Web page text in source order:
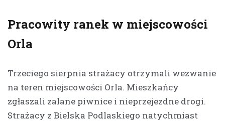
Pracowity ranek w miejscowości
Orla
Trzeciego sierpnia strażacy otrzymali wezwanie
na teren miejscowości Orla. Mieszkańcy
zgłaszali zalane piwnice i nieprzejezdne drogi.
Strażacy z Bielska Podlaskiego natychmiast